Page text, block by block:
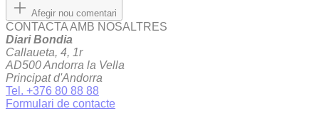
Afegir nou comentari
CONTACTA AMB NOSALTRES
Diari Bondia
Callaueta, 4, 1r
AD500 Andorra la Vella
Principat d'Andorra
Tel. +376 80 88 88
Formulari de contacte